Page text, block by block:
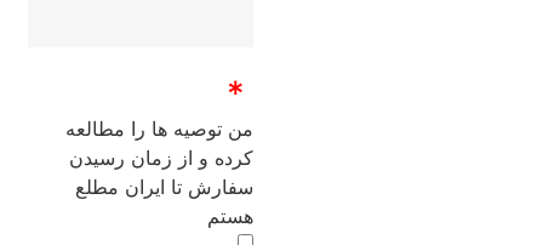
*
من توصیه ها را مطالعه
کرده و از زمان رسیدن
سفارش تا ایران مطلع
هستم